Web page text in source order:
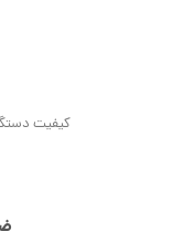
کیفیت